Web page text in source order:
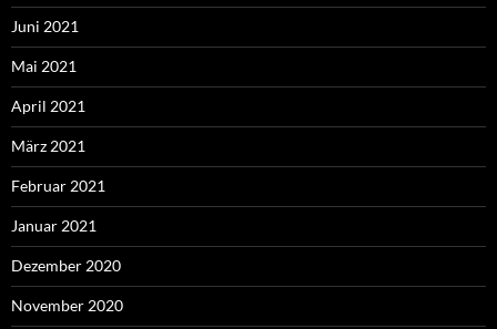
Juni 2021
Mai 2021
April 2021
März 2021
Februar 2021
Januar 2021
Dezember 2020
November 2020